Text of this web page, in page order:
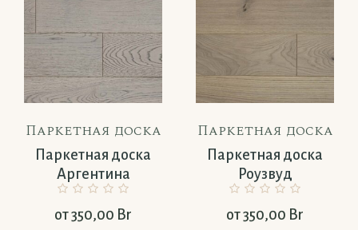
Паркетная доска
Паркетная доска
Аргентина
от350,00 Br
Паркетная доска
Паркетная доска
Роузвуд
от350,00 Br